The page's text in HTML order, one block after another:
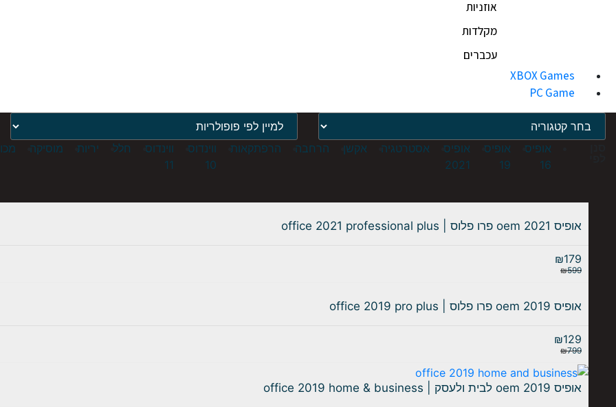
אוזניות
מקלדות
עכברים
XBOX Games
PC Game
אופיס
16
אופיס
19
אופיס
2021
אסטרטגיה אקשן הרחבה הרפתקאות
ווינדוס
10
ווינדוס
11
חלל יריות מוסיקה
אופיס 2021 oem פרו פלוס | office 2021 professional plus
₪599
₪179
אופיס 2019 oem פרו פלוס | office 2019 pro plus
₪799
₪129
אופיס 2019 oem לבית ולעסק | office 2019 home & business